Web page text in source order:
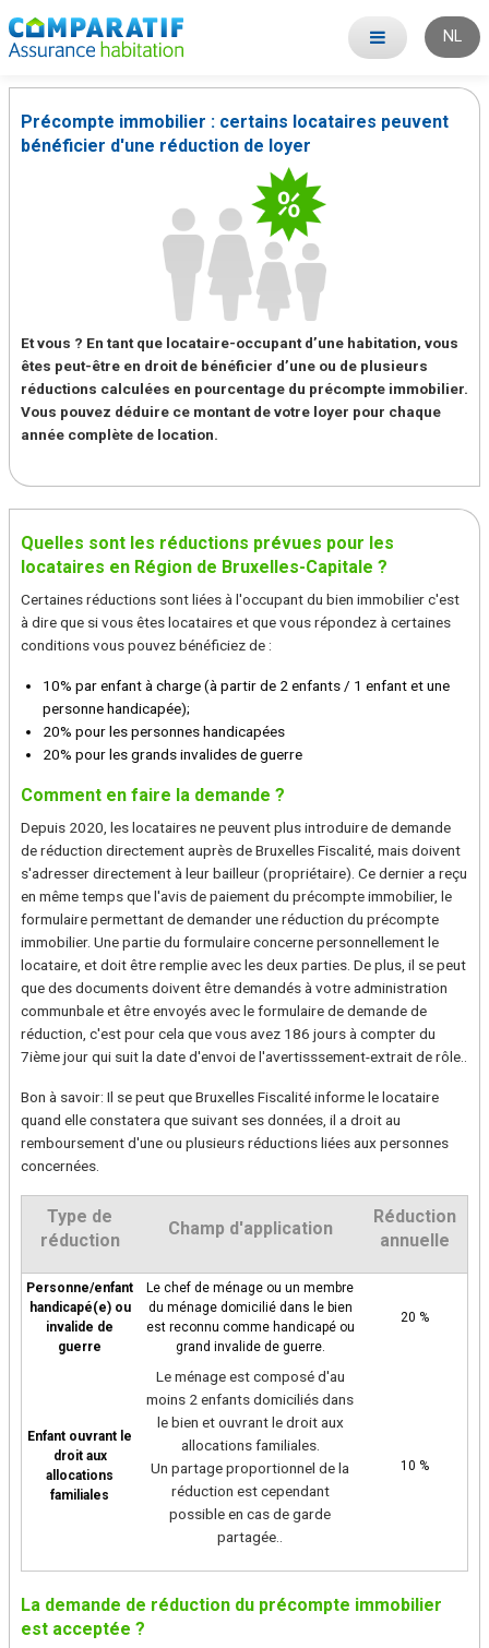
NL
Précompte immobilier : certains locataires peuvent
bénéficier d'une réduction de loyer
Et vous ? En tant que locataire-occupant d’une habitation, vous
êtes peut-être en droit de bénéficier d’une ou de plusieurs
réductions calculées en pourcentage du précompte immobilier.
Vous pouvez déduire ce montant de votre loyer pour chaque
année complète de location.
Quelles sont les réductions prévues pour les
locataires en Région de Bruxelles-Capitale ?
Certaines réductions sont liées à l'occupant du bien immobilier c'est
à dire que si vous êtes locataires et que vous répondez à certaines
conditions vous pouvez bénéficiez de :
10% par enfant à charge (à partir de 2 enfants / 1 enfant et une
personne handicapée);
20% pour les personnes handicapées
20% pour les grands invalides de guerre
Comment en faire la demande ?
Depuis 2020, les locataires ne peuvent plus introduire de demande
de réduction directement auprès de Bruxelles Fiscalité, mais doivent
s'adresser directement à leur bailleur (propriétaire). Ce dernier a reçu
en même temps que l'avis de paiement du précompte immobilier, le
formulaire permettant de demander une réduction du précompte
immobilier. Une partie du formulaire concerne personnellement le
locataire, et doit être remplie avec les deux parties. De plus, il se peut
que des documents doivent être demandés à votre administration
communbale et être envoyés avec le formulaire de demande de
réduction, c'est pour cela que vous avez 186 jours à compter du
7ième jour qui suit la date d'envoi de l'avertisssement-extrait de rôle..
Bon à savoir: Il se peut que Bruxelles Fiscalité informe le locataire
quand elle constatera que suivant ses données, il a droit au
remboursement d'une ou plusieurs réductions liées aux personnes
concernées.
Type de
réduction
Champ d'application
Réduction
annuelle
Personne/enfant
handicapé(e) ou
invalide de
guerre
Le chef de ménage ou un membre
du ménage domicilié dans le bien
est reconnu comme handicapé ou
grand invalide de guerre.
20 %
Enfant ouvrant le
droit aux
allocations
familiales
Le ménage est composé d'au
moins 2 enfants domiciliés dans
le bien et ouvrant le droit aux
allocations familiales.
Un partage proportionnel de la
réduction est cependant
possible en cas de garde
partagée..
10 %
La demande de réduction du précompte immobilier
est acceptée ?